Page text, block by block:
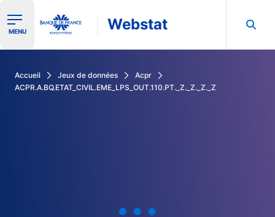
Ouvrir le menu de navigation
MENU Webstat
Accueil Jeux de données
Acpr
ACPR.A.BQ.ETAT_CIVIL.EME_LPS_OUT.110.PT._Z._Z._Z._Z